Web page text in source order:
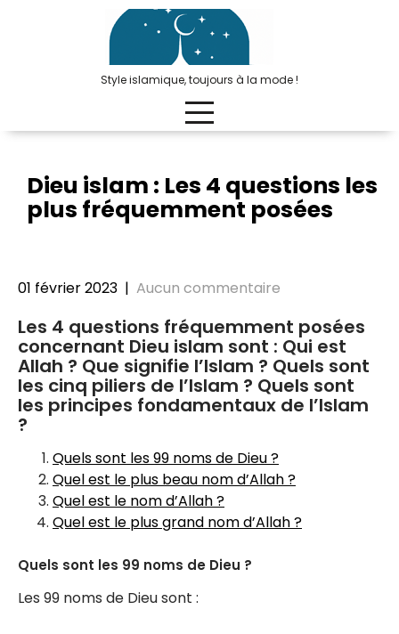
Style islamique, toujours à la mode !
Dieu islam : Les 4 questions les
plus fréquemment posées
01 février 2023 | Aucun commentaire
Les 4 questions fréquemment posées
concernant Dieu islam sont : Qui est
Allah ? Que signifie l’Islam ? Quels sont
les cinq piliers de l’Islam ? Quels sont
les principes fondamentaux de l’Islam
?
Quels sont les 99 noms de Dieu ?
Quel est le plus beau nom d’Allah ?
Quel est le nom d’Allah ?
Quel est le plus grand nom d’Allah ?
Quels sont les 99 noms de Dieu ?
Les 99 noms de Dieu sont :